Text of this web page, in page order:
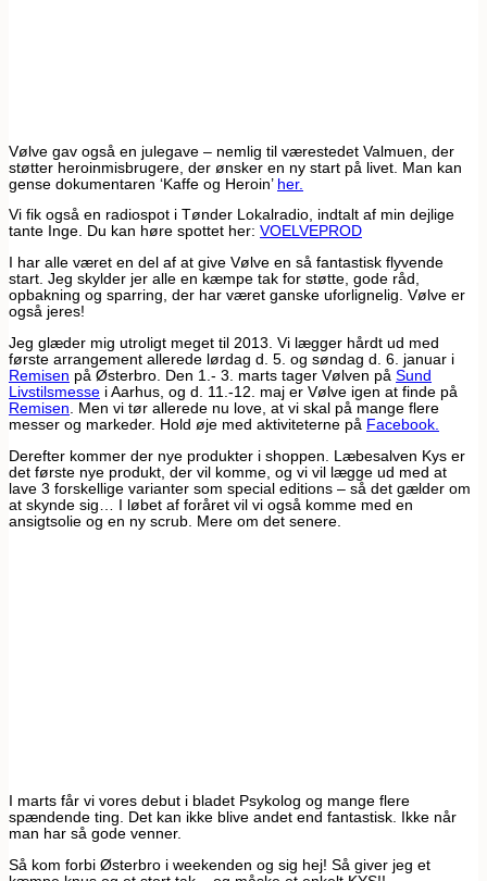
Vølve gav også en julegave – nemlig til værestedet Valmuen, der
støtter heroinmisbrugere, der ønsker en ny start på livet. Man kan
gense dokumentaren ‘Kaffe og Heroin’ her.
Vi fik også en radiospot i Tønder Lokalradio, indtalt af min dejlige
tante Inge. Du kan høre spottet her: VOELVEPROD
I har alle været en del af at give Vølve en så fantastisk flyvende
start. Jeg skylder jer alle en kæmpe tak for støtte, gode råd,
opbakning og sparring, der har været ganske uforlignelig. Vølve er
også jeres!
Jeg glæder mig utroligt meget til 2013. Vi lægger hårdt ud med
første arrangement allerede lørdag d. 5. og søndag d. 6. januar i
Remisen på Østerbro. Den 1.- 3. marts tager Vølven på Sund
Livstilsmesse i Aarhus, og d. 11.-12. maj er Vølve igen at finde på
Remisen . Men vi tør allerede nu love, at vi skal på mange flere
messer og markeder. Hold øje med aktiviteterne på Facebook.
Derefter kommer der nye produkter i shoppen. Læbesalven Kys er
det første nye produkt, der vil komme, og vi vil lægge ud med at
lave 3 forskellige varianter som special editions – så det gælder om
at skynde sig… I løbet af foråret vil vi også komme med en
ansigtsolie og en ny scrub. Mere om det senere.
I marts får vi vores debut i bladet Psykolog og mange flere
spændende ting. Det kan ikke blive andet end fantastisk. Ikke når
man har så gode venner.
Så kom forbi Østerbro i weekenden og sig hej! Så giver jeg et